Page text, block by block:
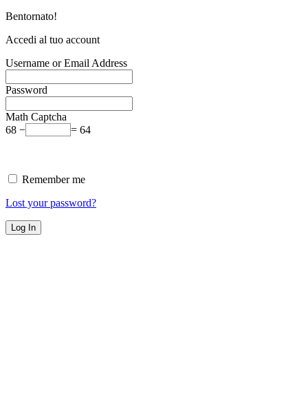
Bentornato!
Accedi al tuo account
Username or Email Address
Password
Math Captcha
68 −
= 64
Remember me
Lost your password?